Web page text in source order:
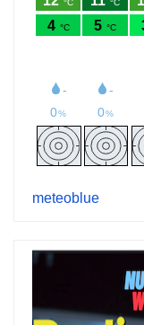
meteoblue